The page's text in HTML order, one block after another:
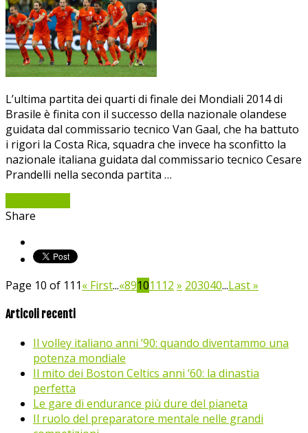
L’ultima partita dei quarti di finale dei Mondiali 2014 di
Brasile è finita con il successo della nazionale olandese
guidata dal commissario tecnico Van Gaal, che ha battuto
i rigori la Costa Rica, squadra che invece ha sconfitto la
nazionale italiana guidata dal commissario tecnico Cesare
Prandelli nella seconda partita …
Share
Page 10 of 111« First...«891011 12 » 203040...Last »
Articoli recenti
Il volley italiano anni ’90: quando diventammo una
potenza mondiale
Il mito dei Boston Celtics anni ’60: la dinastia
perfetta
Le gare di endurance più dure del pianeta
Il ruolo del preparatore mentale nelle grandi